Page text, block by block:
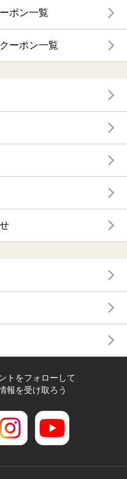
ポン一覧
ーポン一覧
トをフォローして
報を受け取ろう